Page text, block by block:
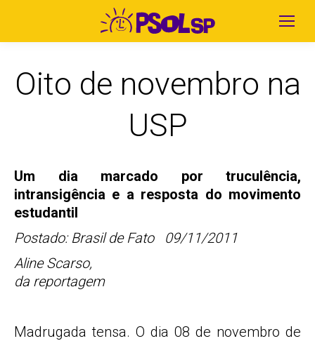
Oito de novembro na
USP
Um dia marcado por truculência,
intransigência e a resposta do movimento
estudantil
Postado: Brasil de Fato 09/11/2011
Aline Scarso,
da reportagem
Madrugada tensa. O dia 08 de novembro de